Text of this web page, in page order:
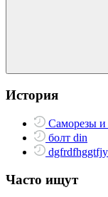
История
Саморезы
болт din
Часто ищут